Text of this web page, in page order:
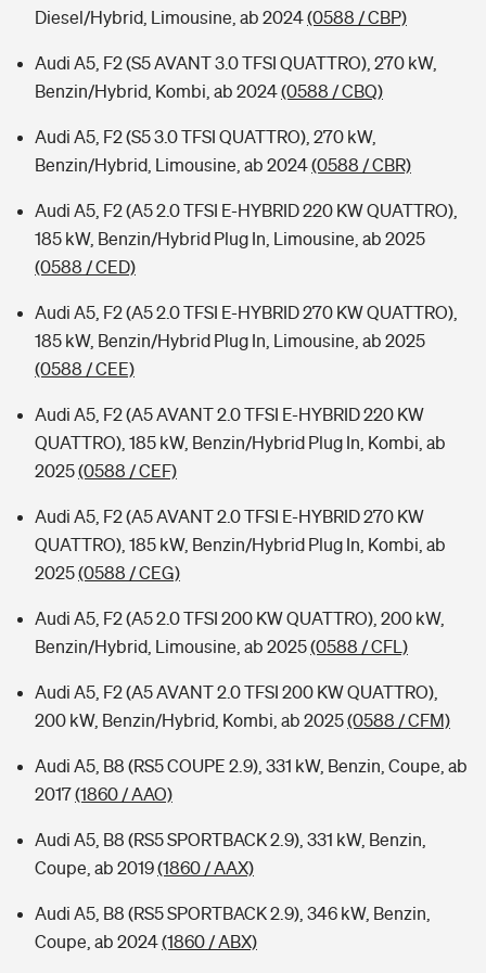
Diesel/Hybrid, Limousine, ab 2024(0588 / CBP)
Audi A5, F2 (S5 AVANT 3.0 TFSI QUATTRO), 270 kW,
Benzin/Hybrid, Kombi, ab 2024(0588 / CBQ)
Audi A5, F2 (S5 3.0 TFSI QUATTRO), 270 kW,
Benzin/Hybrid, Limousine, ab 2024(0588 / CBR)
Audi A5, F2 (A5 2.0 TFSI E-HYBRID 220 KW QUATTRO),
185 kW, Benzin/Hybrid Plug In, Limousine, ab 2025
(0588 / CED)
Audi A5, F2 (A5 2.0 TFSI E-HYBRID 270 KW QUATTRO),
185 kW, Benzin/Hybrid Plug In, Limousine, ab 2025
(0588 / CEE)
Audi A5, F2 (A5 AVANT 2.0 TFSI E-HYBRID 220 KW
QUATTRO), 185 kW, Benzin/Hybrid Plug In, Kombi, ab
2025(0588 / CEF)
Audi A5, F2 (A5 AVANT 2.0 TFSI E-HYBRID 270 KW
QUATTRO), 185 kW, Benzin/Hybrid Plug In, Kombi, ab
2025(0588 / CEG)
Audi A5, F2 (A5 2.0 TFSI 200 KW QUATTRO), 200 kW,
Benzin/Hybrid, Limousine, ab 2025(0588 / CFL)
Audi A5, F2 (A5 AVANT 2.0 TFSI 200 KW QUATTRO),
200 kW, Benzin/Hybrid, Kombi, ab 2025(0588 / CFM)
Audi A5, B8 (RS5 COUPE 2.9), 331 kW, Benzin, Coupe, ab
2017(1860 / AAO)
Audi A5, B8 (RS5 SPORTBACK 2.9), 331 kW, Benzin,
Coupe, ab 2019(1860 / AAX)
Audi A5, B8 (RS5 SPORTBACK 2.9), 346 kW, Benzin,
Coupe, ab 2024(1860 / ABX)